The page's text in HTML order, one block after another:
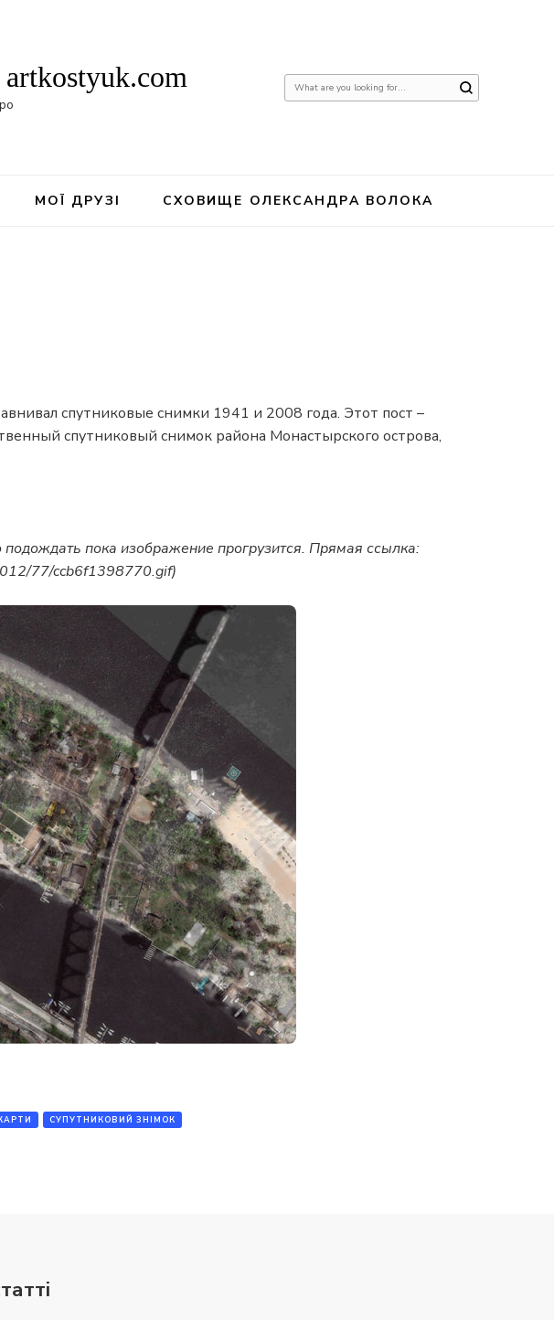
Шукаєте
щось?
МОЇ ДРУЗІ СХОВИЩЕ ОЛЕКСАНДРА ВОЛОКА
спутниковые снимки 1941 и 2008 года. Этот пост –
спутниковый снимок района Монастырского острова,
пока изображение прогрузится. Прямая ссылка:
77/ccb6f1398770.gif)
СУПУТНИКОВИЙ ЗНІМОК